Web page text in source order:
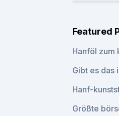
Featured
Hanföl zum
Gibt es das
Hanf-
Größte